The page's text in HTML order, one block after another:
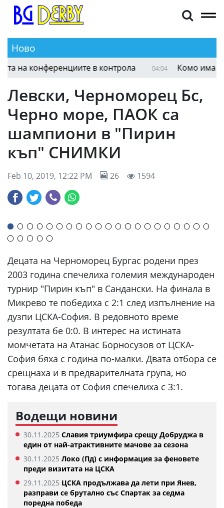
Ново
05:01 Фулъм допусна обрат от носителя на Лигата на
Левски, Черноморец Бс,
Черно море, ПАОК са
шампиони в "Пирин
къп" СНИМКИ
Feb 10, 2019, 12:22 PM 26 1594
Децата на Черноморец Бургас родени през
2003 година спечелиха големия международен
турнир "Пирин къп" в Сандански. На финала в
Микрево те победиха с 2:1 след изпълнение на
дузпи ЦСКА-София. В редовното време
резултата бе 0:0. В интерес на истината
момчетата на Атанас Борносузов от ЦСКА-
София бяха с година по-малки. Двата отбора се
срещнаха и в предварителната група, но
тогава децата от София спечелиха с 3:1.
Водещи новини
30.11.2025 Славия триумфира срещу Добруджа в
един от най-атрактивните мачове за сезона
30.11.2025 Локо (Пд) с информация за феновете
преди визитата на ЦСКА
29.11.2025 ЦСКА продължава да лети при Янев,
разправи се брутално със Спартак за седма
поредна победа